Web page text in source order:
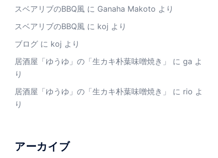
スベアリブのBBQ風 に Ganaha Makoto より
スベアリブのBBQ風 に koj より
ブログ に koj より
居酒屋「ゆうゆ」の「生カキ朴葉味噌焼き」
に ga よ
り
居酒屋「ゆうゆ」の「生カキ朴葉味噌焼き」
に rio よ
り
アーカイブ